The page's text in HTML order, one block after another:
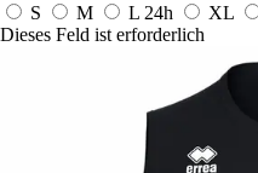
S
M L 24h XL
Dieses Feld ist erforderlich